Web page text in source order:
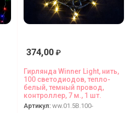
374,00 ₽
Гирлянда Winner Light, нить,
100 светодиодов, тепло-
белый, темный провод,
контроллер, 7 м., 1 шт.
Артикул: ww.01.5B.100-